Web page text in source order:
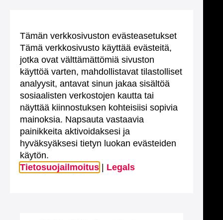
Tämän verkkosivuston evästeasetukset
Tämä verkkosivusto käyttää evästeitä,
jotka ovat välttämättömiä sivuston
käyttöä varten, mahdollistavat tilastolliset
analyysit, antavat sinun jakaa sisältöä
sosiaalisten verkostojen kautta tai
näyttää kiinnostuksen kohteisiisi sopivia
mainoksia. Napsauta vastaavia
painikkeita aktivoidaksesi ja
hyväksyäksesi tietyn luokan evästeiden
käytön.
Tietosuojailmoitus
Legals